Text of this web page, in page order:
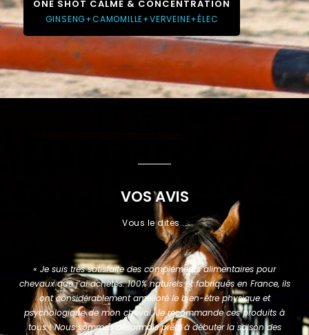
ONE SHOT CALME & CONCENTRATION
GINSENG+CAMOMILLE+VERVEINE+ÉLEC
VOS AVIS
Vous le dites...
« Je suis très satisfaite des compléments alimentaires pour
chevaux que j’ai achetés. 100% naturels et fabriqués en France, ils
ont considérablement amélioré le bien-être physique et
psychologique de mon cheval. Je recommande ces produits à
tous ! Nous sommes désormais prêts à débuter la saison des